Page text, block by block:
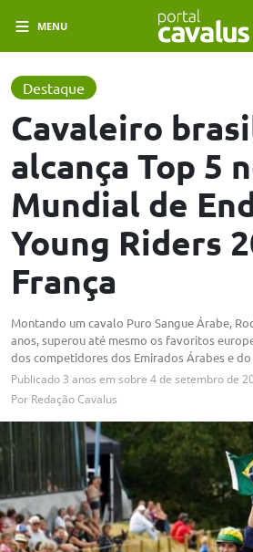
MENU
Destaque
Cavaleiro
alcança Top 5
Mundial de
Young Riders
França
Montando um cavalo Puro Sangue Árabe,
anos, superou até mesmo os favoritos
dos competidores dos Emirados Árabes e do
Publicado3 anos em sobre 4 de setembro de
Por Redação Cavalus